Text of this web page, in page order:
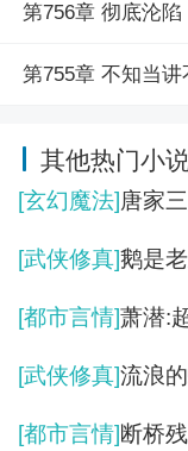
第756章 彻底沦陷
第755章 不知当讲
其他热门小
[玄幻魔法]唐家
[武侠修真]鹅是
[都市言情]萧潜:
[武侠修真]流浪
[都市言情]断桥